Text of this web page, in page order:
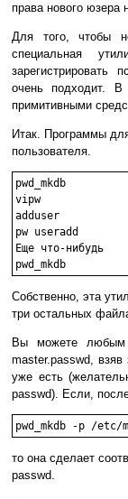
права нового юзера
Для того, чтобы
специальная
зарегистрировать
очень подходит. В
примитивными
Итак. Программы
пользователя.
pwd_mkdb
vipw
adduser
pw useradd
Еще что-нибудь
Собственно, эта
три остальных
Вы можете любым
master.passwd,
уже есть
passwd). Если,
pwd_mkdb -p /etc/
то она сделает
passwd.